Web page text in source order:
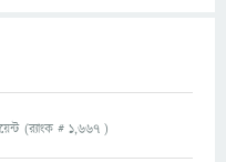
(র‌্যাংক # 1,667 )